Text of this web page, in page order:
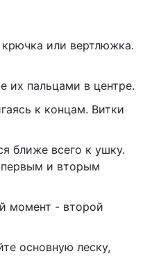
или вертлюжка.
их пальцами в центре.
к концам. Витки
ближе всего к ушку.
первым и вторым
момент - второй
основную леску,